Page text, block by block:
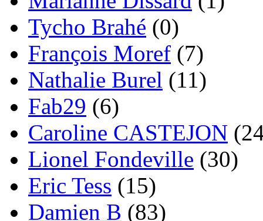
Tycho Brahé (0)
François Moref (7)
Nathalie Burel (11)
Fab29 (6)
Caroline CASTEJON
Lionel Fondeville (30)
Eric Tess (15)
Damien B (83)